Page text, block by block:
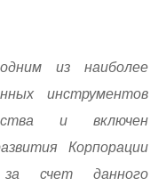
из наиболее
инструментов
и включен
Корпорации
счет данного